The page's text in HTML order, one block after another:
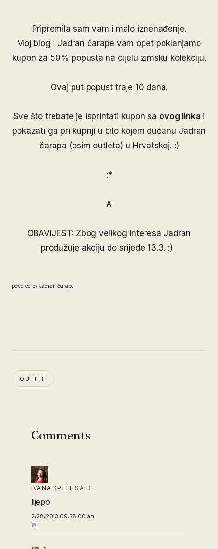
Pripremila sam vam i malo iznenađenje.
Moj blog i Jadran čarape vam opet poklanjamo
kupon za 50% popusta na cijelu zimsku kolekciju.
Ovaj put popust traje 10 dana.
Sve što trebate je isprintati kupon sa ovog linka i
pokazati ga pri kupnji u bilo kojem dućanu Jadran
čarapa (osim outleta) u Hrvatskoj. :)
:*
A
OBAVIJEST: Zbog velikog interesa Jadran
produžuje akciju do srijede 13.3. :)
powered by Jadran čarape
OUTFIT
Comments
IVANA SPLIT SAID…
lijepo
2/28/2013 09:38:00 am